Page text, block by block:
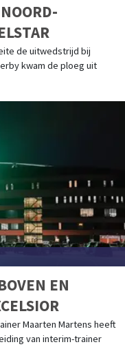
de uitwedstrijd bij
kwam de ploeg uit
EN
Maarten Martens heeft
van interim-trainer